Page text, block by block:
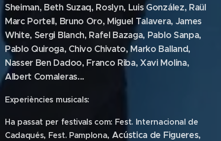
Sheiman, Beth Suzaq, Roslyn, Luis González, Raül
Marc Portell, Bruno Oro, Miguel Talavera, James
White, Sergi Blanch, Rafel Bazaga, Pablo Sanpa,
Pablo Quiroga, Chivo Chivato, Marko Balland,
Nasser Ben Dadoo, Franco Riba, Xavi Molina,
Albert Comaleras...
Experiències musicals:
Ha passat per festivals com: Fest. Internacional de
Cadaqués, Fest. Pamplona, Acústica de Figueres,